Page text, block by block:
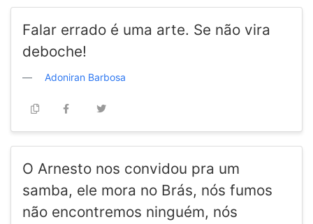
Falar errado é uma arte. Se não vira
deboche!
Adoniran Barbosa
O Arnesto nos convidou pra um
samba, ele mora no Brás, nós fumos
não encontremos ninguém, nós